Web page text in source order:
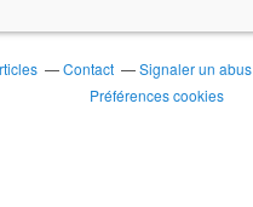
Contact Signaler un abus
Préférences cookies